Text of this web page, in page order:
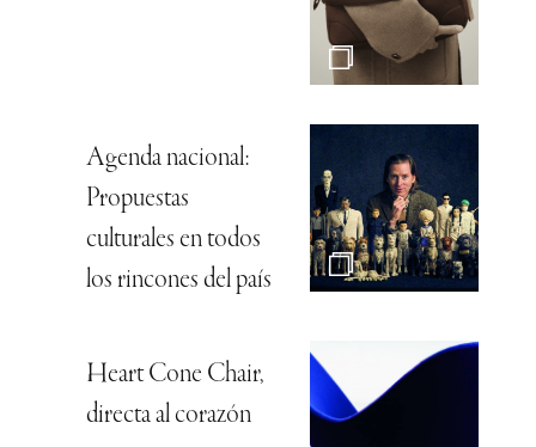
Agenda nacional:
Propuestas
culturales en todos
los rincones del país
Heart Cone Chair,
directa al corazón